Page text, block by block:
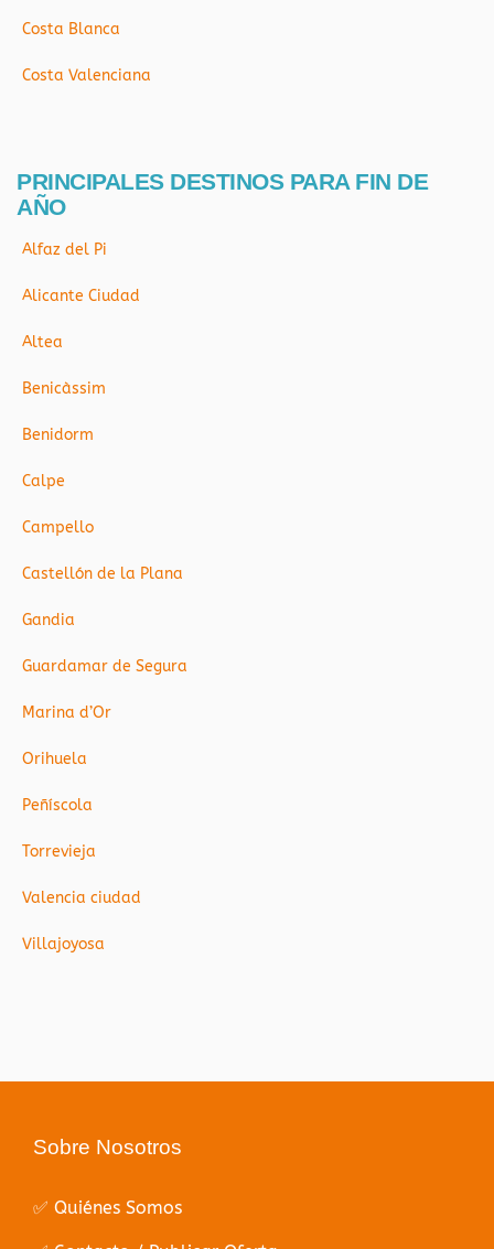
Costa Blanca
Costa Valenciana
PRINCIPALES DESTINOS PARA FIN DE
AÑO
Alfaz del Pi
Alicante Ciudad
Altea
Benicàssim
Benidorm
Calpe
Campello
Castellón de la Plana
Gandia
Guardamar de Segura
Marina d’Or
Orihuela
Peñíscola
Torrevieja
Valencia ciudad
Villajoyosa
Sobre Nosotros
✅ Quiénes Somos